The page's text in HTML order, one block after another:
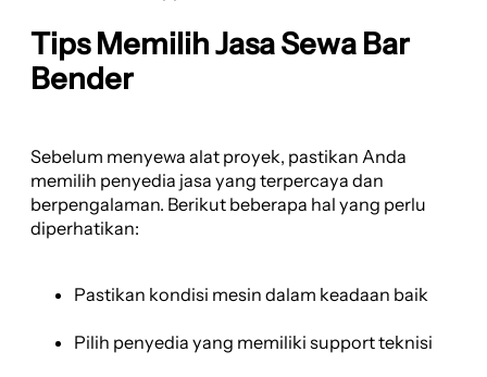
Tips Memilih Jasa Sewa Bar
Bender
Sebelum menyewa alat proyek, pastikan Anda
memilih penyedia jasa yang terpercaya dan
berpengalaman. Berikut beberapa hal yang perlu
diperhatikan:
Pastikan kondisi mesin dalam keadaan baik
Pilih penyedia yang memiliki support teknisi